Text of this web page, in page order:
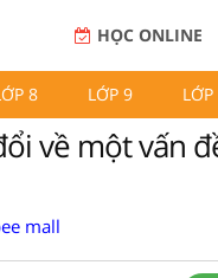
HỌC ONLINE
8 LỚP 9
về một vấn
mall